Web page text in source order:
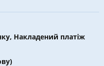
Накладений платіж